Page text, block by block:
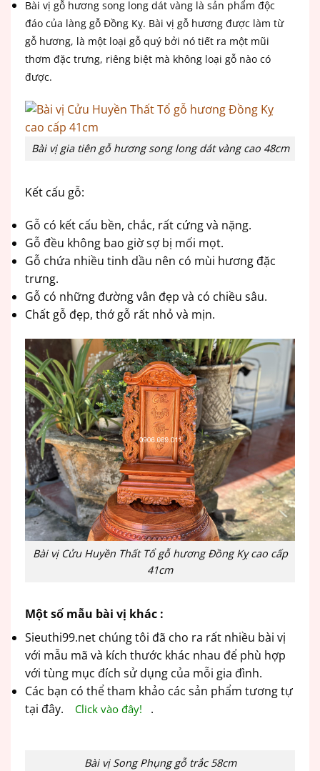
Bài vị gỗ hương song long dát vàng là sản phẩm độc
đáo của làng gỗ Đồng Kỵ. Bài vị gỗ hương được làm từ
gỗ hương, là một loại gỗ quý bởi nó tiết ra một mũi
thơm đặc trưng, riêng biệt mà không loại gỗ nào có
được.
Bài vị gia tiên gỗ hương song long dát vàng cao 48cm
Kết cấu gỗ:
Gỗ có kết cấu bền, chắc, rất cứng và nặng.
Gỗ đều không bao giờ sợ bị mối mọt.
Gỗ chứa nhiều tinh dầu nên có mùi hương đặc
trưng.
Gỗ có những đường vân đẹp và có chiều sâu.
Chất gỗ đẹp, thớ gỗ rất nhỏ và mịn.
Bài vị Cửu Huyền Thất Tổ gỗ hương Đồng Kỵ cao cấp
41cm
Một số mẫu bài vị khác :
Sieuthi99.net chúng tôi đã cho ra rất nhiều bài vị
với mẫu mã và kích thước khác nhau để phù hợp
với tùng mục đích sử dụng của mỗi gia đình.
Các bạn có thể tham khảo các sản phẩm tương tự
tại đây.
Click vào đây! .
Bài vị Song Phụng gỗ trắc 58cm